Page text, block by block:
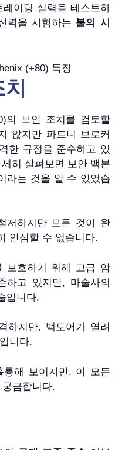
이딩 실력을 테스트하
력을 시험하는 불의 시
의 보안 조치를 검토할
않지만 파트너 브로커
한 규정을 준수하고 있
히 살펴보면 보안 백본
라는 것을 알 수 있었습
저하지만 모든 것이 완
안심할 수 없습니다.
보호하기 위해 고급 암
하고 있지만, 마술사의
입니다.
하지만, 백도어가 열려
니다.
륭해 보이지만, 이 모든
금합니다.